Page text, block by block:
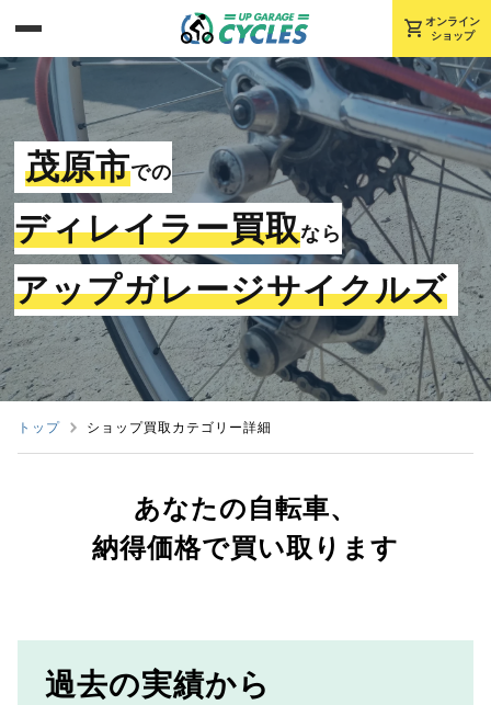
shopping_cart オンライン
ショップ
茂原市での
ディレイラー買取なら
アップガレージサイクルズ
トップ ショップ買取カテゴリー詳細
あなたの自転車、
納得価格で買い取ります
過去の実績から